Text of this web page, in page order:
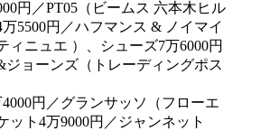
円／グランサッソ（フローエ
ット4万9000円／ジャンネット